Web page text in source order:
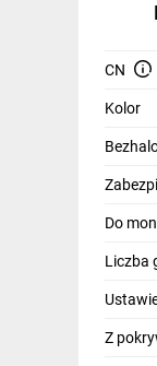
Dom i
Odzież
Inne
Budowa
CN
Kolor
Do
Liczba
Z